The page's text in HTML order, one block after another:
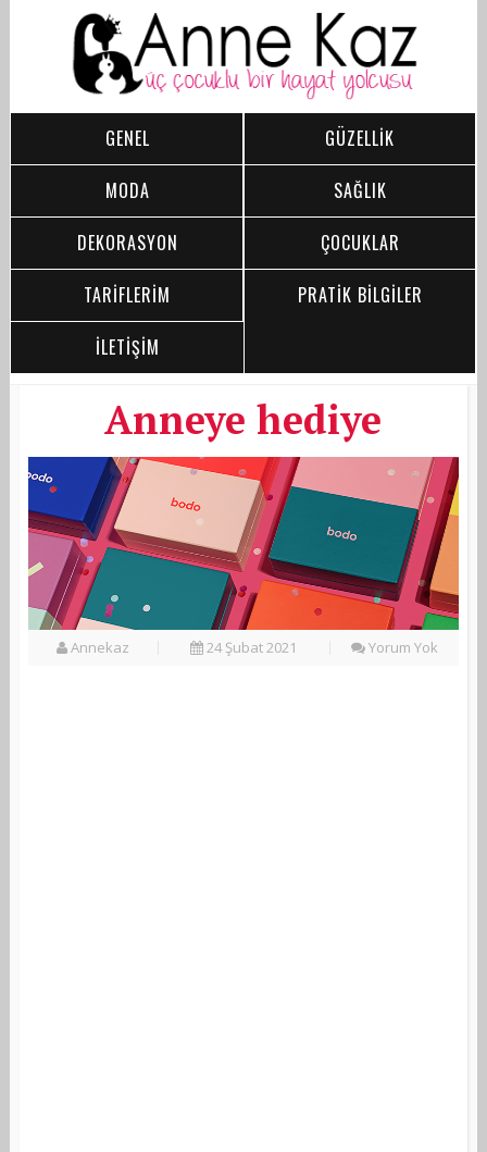
GENEL
GÜZELLİK
MODA
SAĞLIK
DEKORASYON
ÇOCUKLAR
TARİFLERİM
PRATİK BİLGİLER
İLETİŞİM
Anneye hediye
Annekaz 24 Şubat 2021 Yorum Yok